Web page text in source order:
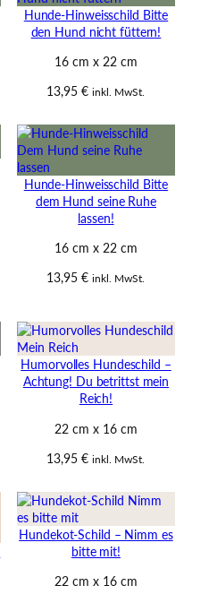
Hunde-Hinweisschild Bitte
den Hund nicht füttern!
16 cm x 22 cm
13,95€ inkl. MwSt.
Hunde-Hinweisschild Bitte
dem Hund seine Ruhe
lassen!
16 cm x 22 cm
13,95€ inkl. MwSt.
Humorvolles Hundeschild –
Achtung! Du betrittst mein
Reich!
22 cm x 16 cm
13,95€ inkl. MwSt.
Hundekot-Schild – Nimm es
bitte mit!
22 cm x 16 cm